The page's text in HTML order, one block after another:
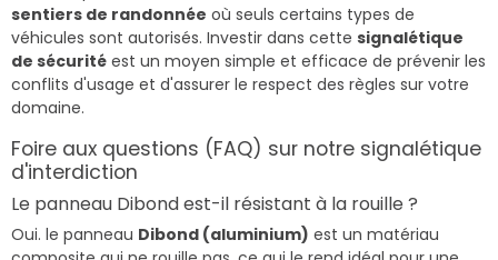
sentiers de randonnée où seuls certains types de
véhicules sont autorisés. Investir dans cette signalétique
de sécurité est un moyen simple et efficace de prévenir les
conflits d'usage et d'assurer le respect des règles sur votre
domaine.
Foire aux questions (FAQ) sur notre signalétique
d'interdiction
Le panneau Dibond est-il résistant à la rouille ?
Oui. le panneau Dibond (aluminium) est un matériau